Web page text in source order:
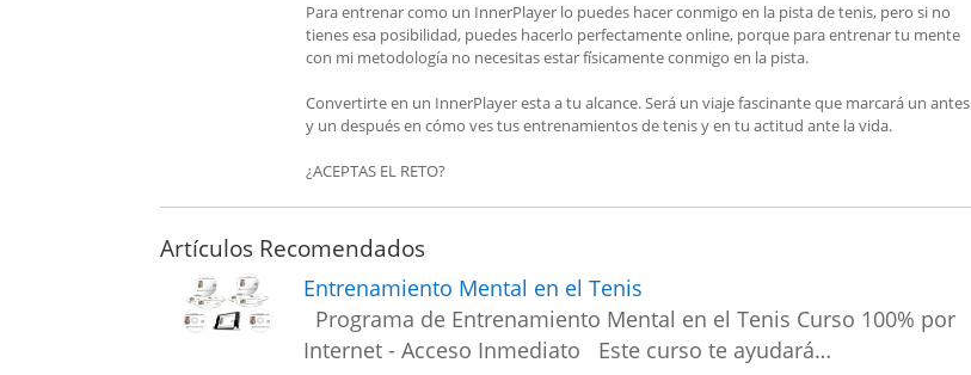
Para entrenar como un InnerPlayer lo puedes hacer conmigo en la pista de tenis, pero si no
tienes esa posibilidad, puedes hacerlo perfectamente online, porque para entrenar tu mente
con mi metodología no necesitas estar físicamente conmigo en la pista.
Convertirte en un InnerPlayer esta a tu alcance. Será un viaje fascinante que marcará un antes
y un después en cómo ves tus entrenamientos de tenis y en tu actitud ante la vida.
¿ACEPTAS EL RETO?
Artículos Recomendados
Entrenamiento Mental en el Tenis
Programa de Entrenamiento Mental en el Tenis Curso 100% por
Internet - Acceso Inmediato Este curso te ayudará…